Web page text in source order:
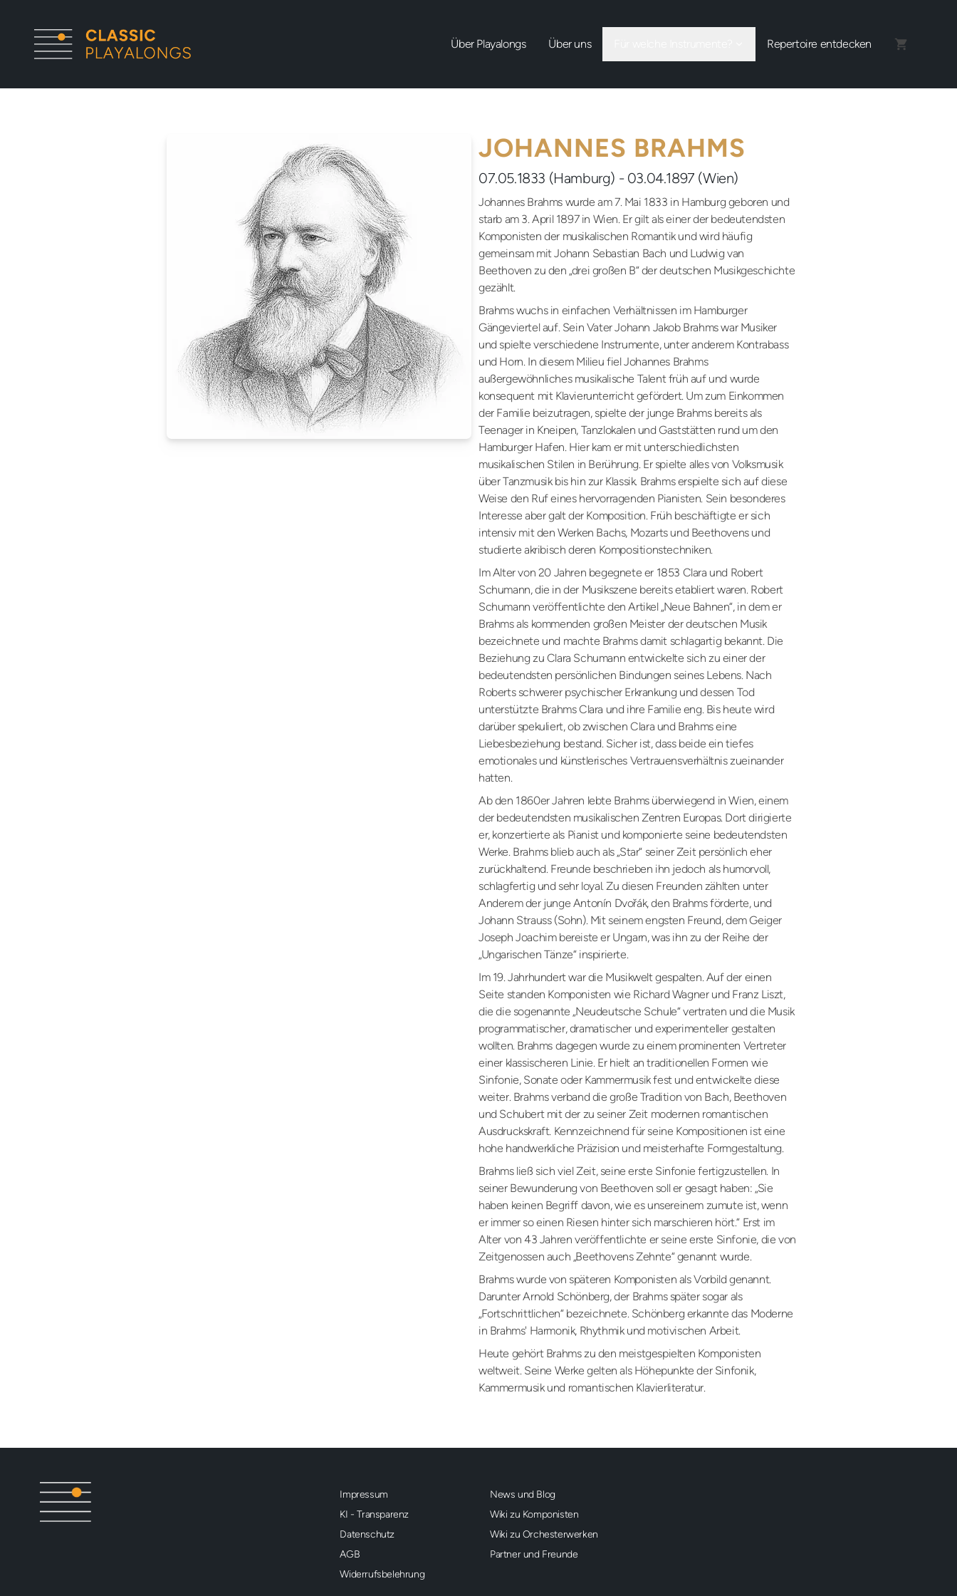
Über Playalongs Über uns Repertoire entdecken
JOHANNES BRAHMS
07.05.1833 (Hamburg) - 03.04.1897 (Wien)
Johannes Brahms wurde am 7. Mai 1833 in Hamburg geboren und
starb am 3. April 1897 in Wien. Er gilt als einer der bedeutendsten
Komponisten der musikalischen Romantik und wird häufig
gemeinsam mit Johann Sebastian Bach und Ludwig van
Beethoven zu den „drei großen B“ der deutschen Musikgeschichte
gezählt.
Brahms wuchs in einfachen Verhältnissen im Hamburger
Gängeviertel auf. Sein Vater Johann Jakob Brahms war Musiker
und spielte verschiedene Instrumente, unter anderem Kontrabass
und Horn. In diesem Milieu fiel Johannes Brahms
außergewöhnliches musikalische Talent früh auf und wurde
konsequent mit Klavierunterricht gefördert. Um zum Einkommen
der Familie beizutragen, spielte der junge Brahms bereits als
Teenager in Kneipen, Tanzlokalen und Gaststätten rund um den
Hamburger Hafen. Hier kam er mit unterschiedlichsten
musikalischen Stilen in Berührung. Er spielte alles von Volksmusik
über Tanzmusik bis hin zur Klassik. Brahms erspielte sich auf diese
Weise den Ruf eines hervorragenden Pianisten. Sein besonderes
Interesse aber galt der Komposition. Früh beschäftigte er sich
intensiv mit den Werken Bachs, Mozarts und Beethovens und
studierte akribisch deren Kompositionstechniken.
Im Alter von 20 Jahren begegnete er 1853 Clara und Robert
Schumann, die in der Musikszene bereits etabliert waren. Robert
Schumann veröffentlichte den Artikel „Neue Bahnen“, in dem er
Brahms als kommenden großen Meister der deutschen Musik
bezeichnete und machte Brahms damit schlagartig bekannt. Die
Beziehung zu Clara Schumann entwickelte sich zu einer der
bedeutendsten persönlichen Bindungen seines Lebens. Nach
Roberts schwerer psychischer Erkrankung und dessen Tod
unterstützte Brahms Clara und ihre Familie eng. Bis heute wird
darüber spekuliert, ob zwischen Clara und Brahms eine
Liebesbeziehung bestand. Sicher ist, dass beide ein tiefes
emotionales und künstlerisches Vertrauensverhältnis zueinander
hatten.
Ab den 1860er Jahren lebte Brahms überwiegend in Wien, einem
der bedeutendsten musikalischen Zentren Europas. Dort dirigierte
er, konzertierte als Pianist und komponierte seine bedeutendsten
Werke. Brahms blieb auch als „Star“ seiner Zeit persönlich eher
zurückhaltend. Freunde beschrieben ihn jedoch als humorvoll,
schlagfertig und sehr loyal. Zu diesen Freunden zählten unter
Anderem der junge Antonín Dvořák, den Brahms förderte, und
Johann Strauss (Sohn). Mit seinem engsten Freund, dem Geiger
Joseph Joachim bereiste er Ungarn, was ihn zu der Reihe der
„Ungarischen Tänze“ inspirierte.
Im 19. Jahrhundert war die Musikwelt gespalten. Auf der einen
Seite standen Komponisten wie Richard Wagner und Franz Liszt,
die die sogenannte „Neudeutsche Schule“ vertraten und die Musik
programmatischer, dramatischer und experimenteller gestalten
wollten. Brahms dagegen wurde zu einem prominenten Vertreter
einer klassischeren Linie. Er hielt an traditionellen Formen wie
Sinfonie, Sonate oder Kammermusik fest und entwickelte diese
weiter. Brahms verband die große Tradition von Bach, Beethoven
und Schubert mit der zu seiner Zeit modernen romantischen
Ausdruckskraft. Kennzeichnend für seine Kompositionen ist eine
hohe handwerkliche Präzision und meisterhafte Formgestaltung.
Brahms ließ sich viel Zeit, seine erste Sinfonie fertigzustellen. In
seiner Bewunderung von Beethoven soll er gesagt haben: „Sie
haben keinen Begriff davon, wie es unsereinem zumute ist, wenn
er immer so einen Riesen hinter sich marschieren hört.“ Erst im
Alter von 43 Jahren veröffentlichte er seine erste Sinfonie, die von
Zeitgenossen auch „Beethovens Zehnte“ genannt wurde.
Brahms wurde von späteren Komponisten als Vorbild genannt.
Darunter Arnold Schönberg, der Brahms später sogar als
„Fortschrittlichen“ bezeichnete. Schönberg erkannte das Moderne
in Brahms' Harmonik, Rhythmik und motivischen Arbeit.
Heute gehört Brahms zu den meistgespielten Komponisten
weltweit. Seine Werke gelten als Höhepunkte der Sinfonik,
Kammermusik und romantischen Klavierliteratur.
Impressum
KI - Transparenz
Datenschutz
AGB
Widerrufsbelehrung
News und Blog
Wiki zu Komponisten
Wiki zu Orchesterwerken
Partner und Freunde